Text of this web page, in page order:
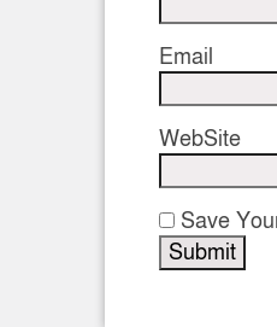
Email
WebSite
Save